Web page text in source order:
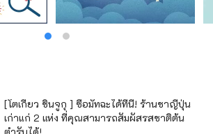
[โตเกียว ชินจูกุ ] ซื้อมัทฉะได้ที่นี่! ร้านชาญี่ปุ่น
เก่าแก่ 2 แห่ง ที่คุณสามารถสัมผัสรสชาติต้น
ตำรับได้!